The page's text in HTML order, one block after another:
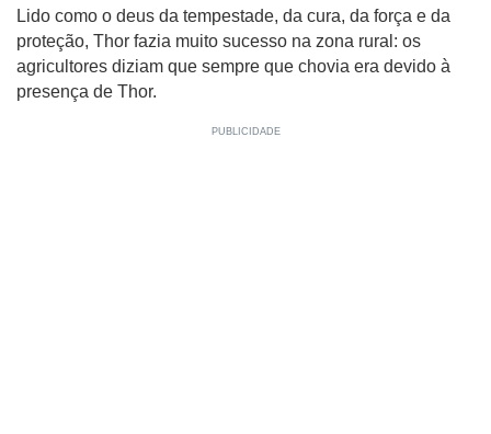
Lido como o deus da tempestade, da cura, da força e da
proteção, Thor fazia muito sucesso na zona rural: os
agricultores diziam que sempre que chovia era devido à
presença de Thor.